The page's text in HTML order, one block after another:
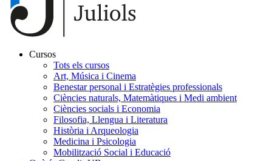
Navegación
principal
Gaudir
Cursos
Tots els cursos
Art, Música i Cinema
Benestar personal i Estratègies professionals
Ciències naturals, Matemàtiques i Medi ambient
Ciències socials i Economia
Filosofia, Llengua i Literatura
Història i Arqueologia
Medicina i Psicologia
Mobilització Social i Educació